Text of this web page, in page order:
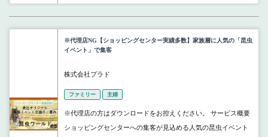
※代理店NG【ショッピングセンター実績多数】家族層に人気の「昆虫
イベント」で集客
株式会社プラド
ファミリー 主婦
※代理店の方はダウンロードをお控えください。 サービス概要
ショッピングセンターへの集客が見込める人気の昆虫イベント